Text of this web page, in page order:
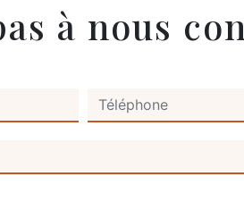
à nous